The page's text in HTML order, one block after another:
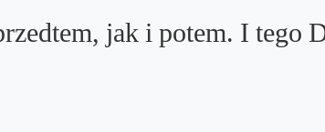
jak i potem. I tego